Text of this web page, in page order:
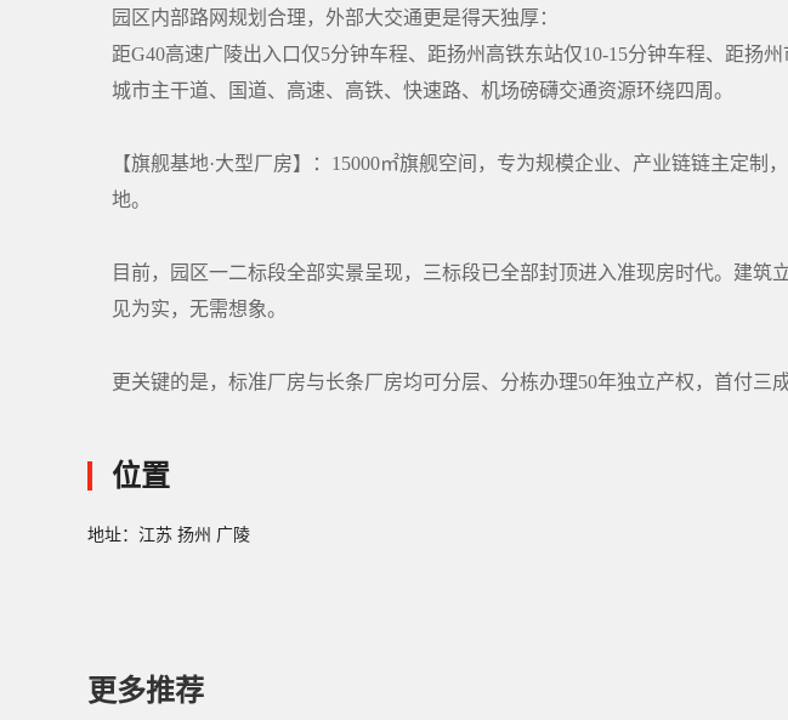
园区内部路网规划合理，外部大交通更是得天独厚：
距G40高速广陵出入口仅5分钟车程、距扬州高铁东站仅10-15分钟车程、距扬州
城市主干道、国道、高速、高铁、快速路、机场磅礴交通资源环绕四周。
【旗舰基地·大型厂房】：15000㎡旗舰空间，专为规模企业、产业链链主定
地。
目前，园区一二标段全部实景呈现，三标段已全部封顶进入准现房时代。建
见为实，无需想象。
更关键的是，标准厂房与长条厂房均可分层、分栋办理50年独立产权，首付三
位置
地址：江苏 扬州 广陵
更多推荐